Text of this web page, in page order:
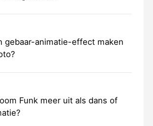
gebaar-animatie-effect maken
Funk meer uit als dans of